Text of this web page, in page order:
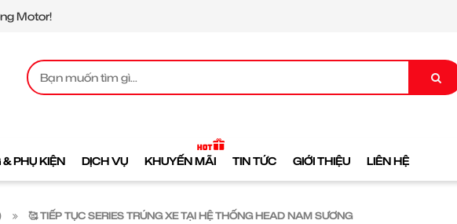
Motor!
PHỤ KIỆN DỊCH VỤ KHUYẾN MÃI TIN TỨC GIỚI THIỆU LIÊN HỆ
🥰 TIẾP TỤC SERIES TRÚNG XE TẠI HỆ THỐNG HEAD NAM SƯƠNG